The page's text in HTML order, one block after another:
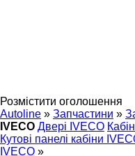
Розмістити оголошення
Autoline » Запчастини »
IVECO Двері IVECO
Кутові панелі кабіни
IVECO »